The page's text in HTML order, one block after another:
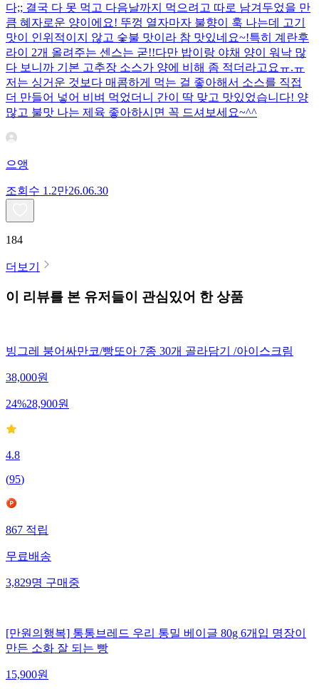
다;; 결국 다 못 먹고 다음날까지 먹으려고 따로 남겨두었을 만
큼 혜자로운 양이에요! 뚜껑 열자마자 불향이 훅 나는데 고기
맛이 인위적이지 않고 숯불 맛이라 참 맛있네요~!특히 계란후
라이 2개 올려주는 센스는 굳!! ​다만 밥이랑 야채 양이 워낙 많
다 보니까 기본 고추장 소스가 양에 비해 좀 적더라고요ㅠ.ㅠ
저는 싱거운 것보다 매콤하게 먹는 걸 좋아해서 소스를 직접
더 만들어 넣어 비벼 먹었더니 간이 딱 맞고 맛있었습니다! 양
많고 불맛 나는 제육 좋아하시면 꼭 드셔보세요~^^
으앵
조회수 1.2만26.06.30
184
더보기
이 리뷰를 본 유저들이 관심있어 한 상품
빙그레 붕어싸만코/빵또아 7종 30개 골라담기 /아이스크림
38,000원
24%28,900원
4.8
(95)
867 적립
무료배송
3,829명 구매중
[만원의행복] 통통브레드 우리 통밀 베이글 80g 6개입 명장이
만든 소화 잘 되는 빵
15,900원